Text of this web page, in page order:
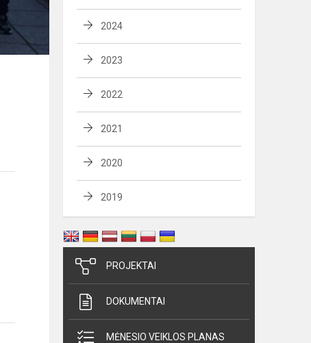
2024
2023
2022
2021
2020
2019
PROJEKTAI
DOKUMENTAI
MĖNESIO VEIKLOS PLANAS